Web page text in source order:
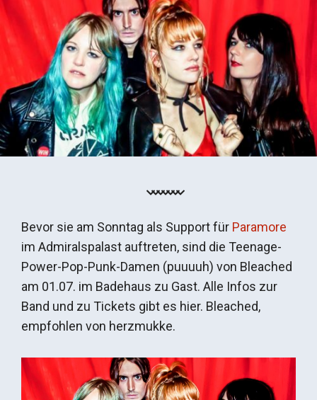
Bevor sie am Sonntag als Support für Paramore
im Admiralspalast auftreten, sind die Teenage-
Power-Pop-Punk-Damen (puuuuh) von Bleached
am 01.07. im Badehaus zu Gast. Alle Infos zur
Band und zu Tickets gibt es hier. Bleached,
empfohlen von herzmukke.